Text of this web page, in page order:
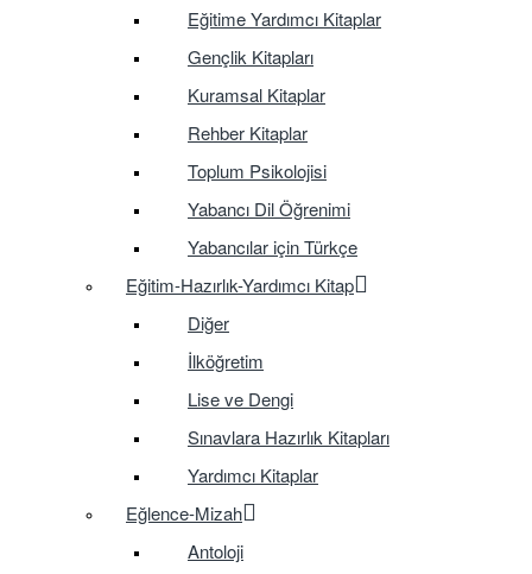
Eğitime Yardımcı Kitaplar
Gençlik Kitapları
Kuramsal Kitaplar
Rehber Kitaplar
Toplum Psikolojisi
Yabancı Dil Öğrenimi
Yabancılar için Türkçe
Eğitim-Hazırlık-Yardımcı Kitap
Diğer
İlköğretim
Lise ve Dengi
Sınavlara Hazırlık Kitapları
Yardımcı Kitaplar
Eğlence-Mizah
Antoloji